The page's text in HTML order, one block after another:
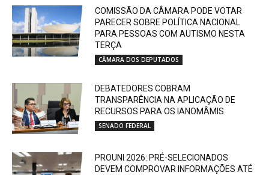
COMISSÃO DA CÂMARA PODE VOTAR
PARECER SOBRE POLÍTICA NACIONAL
PARA PESSOAS COM AUTISMO NESTA
TERÇA
CÂMARA DOS DEPUTADOS
DEBATEDORES COBRAM
TRANSPARÊNCIA NA APLICAÇÃO DE
RECURSOS PARA OS IANOMÂMIS
SENADO FEDERAL
PROUNI 2026: PRÉ-SELECIONADOS
DEVEM COMPROVAR INFORMAÇÕES ATÉ